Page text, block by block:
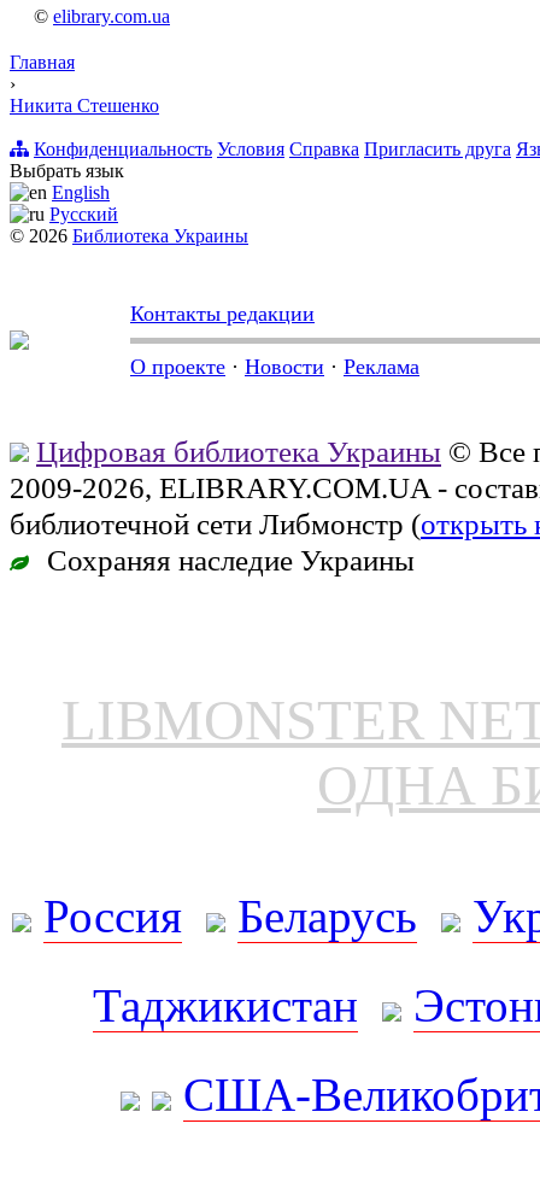
© elibrary.com.ua
Главная
›
Никита Стешенко
Конфиденциальность Условия Справка Пригласить друга
Выбрать язык
English
Русский
© 2026 Библиотека Украины
Контакты редакции
О проекте · Новости · Реклама
Цифровая библиотека Украины © Все
2009-2026, ELIBRARY.COM.UA -
библиотечной сети Либмонстр (открыть
Сохраняя наследие Украины
LIBMONSTER
ОДНА
Россия Беларусь
Таджикистан
США-